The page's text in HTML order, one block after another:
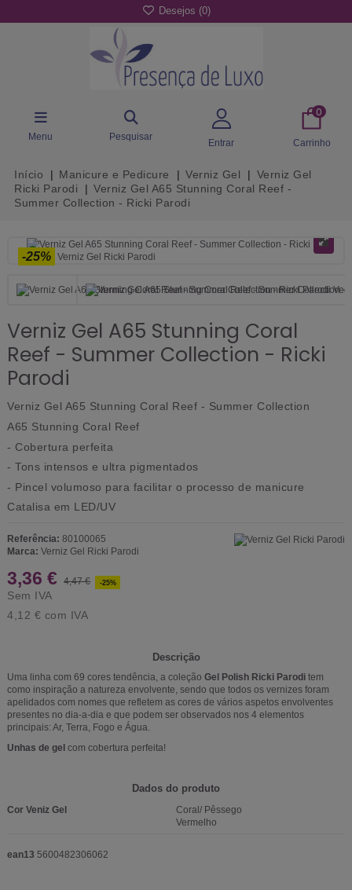
Desejos (0)
Menu Pesquisar
Entrar
0
Carrinho
Início Manicure e Pedicure Verniz Gel
Verniz Gel
Ricki Parodi
Verniz Gel A65 Stunning Coral Reef -
Summer Collection - Ricki Parodi
-25%
Verniz Gel A65 Stunning Coral
Reef - Summer Collection - Ricki
Parodi
Verniz Gel A65 Stunning Coral Reef - Summer Collection
A65 Stunning Coral Reef
- Cobertura perfeita
- Tons intensos e ultra pigmentados
- Pincel volumoso para facilitar o processo de manicure
Catalisa em LED/UV
Referência: 80100065
Marca: Verniz Gel Ricki Parodi
3,36 € 4,47 € -25%
Sem IVA
4,12 € com IVA
Descrição
Uma linha com 69 cores tendência, a coleção Gel Polish Ricki Parodi tem
como inspiração a natureza envolvente, sendo que todos os vernizes foram
apelidados com nomes que refletem as cores de vários aspetos envolventes
presentes no dia-a-dia e que podem ser observados nos 4 elementos
principais: Ar, Terra, Fogo e Água.
Unhas de gel com cobertura perfeita!
Dados do produto
Cor Veniz Gel
Coral/ Pêssego
Vermelho
ean13 5600482306062